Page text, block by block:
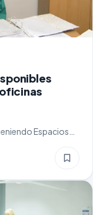
Espacios
de personal
un